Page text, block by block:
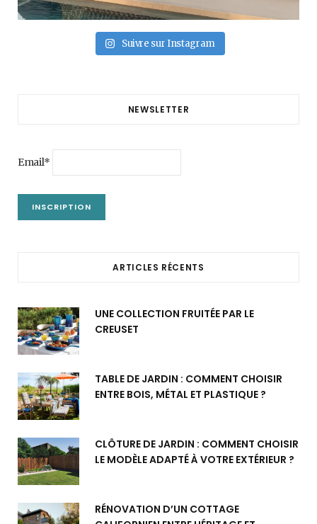
Suivre sur Instagram
NEWSLETTER
Email*
ARTICLES RÉCENTS
UNE COLLECTION FRUITÉE PAR LE
CREUSET
TABLE DE JARDIN : COMMENT CHOISIR
ENTRE BOIS, MÉTAL ET PLASTIQUE ?
CLÔTURE DE JARDIN : COMMENT CHOISIR
LE MODÈLE ADAPTÉ À VOTRE EXTÉRIEUR ?
RÉNOVATION D’UN COTTAGE